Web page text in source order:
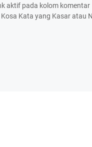
aktif pada kolom komentar
Kata yang Kasar atau